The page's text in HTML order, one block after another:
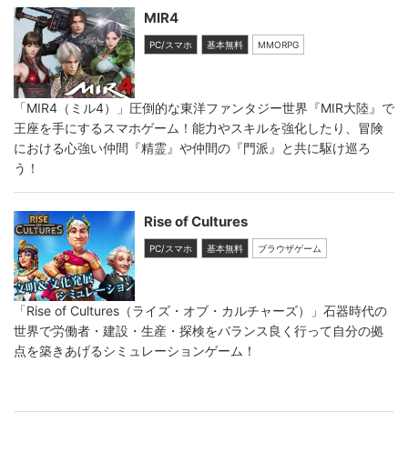
MIR4
PC/スマホ 基本無料 MMORPG
「MIR4（ミル4）」圧倒的な東洋ファンタジー世界『MIR大陸』で
王座を手にするスマホゲーム！能力やスキルを強化したり、冒険
における心強い仲間『精霊』や仲間の『門派』と共に駆け巡ろ
う！
Rise of Cultures
PC/スマホ 基本無料 ブラウザゲーム
「Rise of Cultures（ライズ・オブ・カルチャーズ）」石器時代の
世界で労働者・建設・生産・探検をバランス良く行って自分の拠
点を築きあげるシミュレーションゲーム！